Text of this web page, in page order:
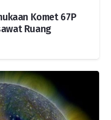
Komet 67P
Ruang